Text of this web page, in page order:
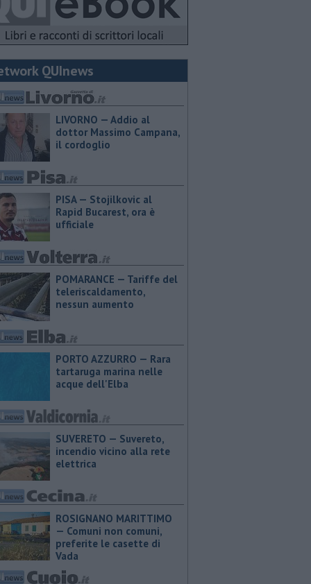
QUInews
LIVORNO — Addio al
dottor Massimo Campana,
il cordoglio
PISA — Stojilkovic al
Rapid Bucarest, ora è
ufficiale
POMARANCE — Tariffe del
teleriscaldamento,
nessun aumento
PORTO AZZURRO — Rara
tartaruga marina nelle
acque dell'Elba
SUVERETO — Suvereto,
incendio vicino alla rete
elettrica
ROSIGNANO MARITTIMO
— Comuni non comuni,
preferite le casette di
Vada